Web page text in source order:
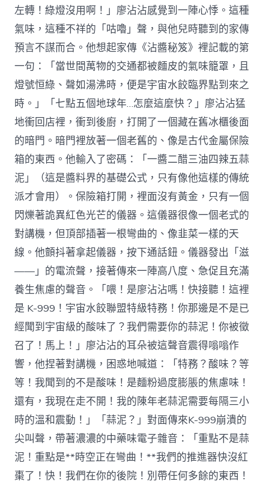
左轉！綠燈沒用啊！」廖沾沾感覺到一陣心悸。這種
氣味，這種不祥的「咕嚕」聲，與他兒時聽到的家傳
預言不謀而合。他想起家傳《沾醬秘笈》裡記載的第
一句：「當世間萬物的交通都被麵皮的氣味籠罩，且
燈號恒綠、聲如湯沸時，便是宇宙水餃臨界點到來之
時。」「七點五個地球年…怎麼這麼快？」廖沾沾猛
地衝回店裡，衝到後廚，打開了一個藏在舊冰櫃後面
的暗門。暗門裡放著一個老舊的、像是古代金屬保險
箱的東西。他輸入了密碼：「一醬二醋三油四辣五蒜
泥」（這是醬料界的基礎公式，只有像他這樣的傳統
派才會用）。保險箱打開，裡面沒有黃金，只有一個
閃爍著詭異紅色光芒的儀器。這儀器很像一個老式的
對講機，但頂部插著一根彎曲的、像韭菜一樣的天
線。他顫抖著拿起儀器，按下通話鈕。儀器發出「滋
——」的電流聲，接著傳來一陣高八度、急促且充滿
養生焦慮的聲音。「喂！是廖沾沾嗎！快接聽！這裡
是 K-999！宇宙水餃聯盟特級特務！你那邊是不是已
經聞到宇宙級的酸味了？我們需要你的蒜泥！你被徵
召了！馬上！」廖沾沾的耳朵被這聲音震得嗡嗡作
響，他捏著對講機，困惑地喊道：「特務？酸味？等
等！我聞到的不是酸味！是麵粉過度膨脹的焦慮味！
還有，我現在走不開！我的陳年老蒜泥需要每隔三小
時的溫和震動！」「蒜泥？」對面傳來K-999崩潰的
尖叫聲，帶著濃濃的中藥味電子雜音：「重點不是蒜
泥！重點是**時空正在彎曲！**我們的推進器快沒紅
棗了！快！我們在你的後院！別帶任何多餘的東西！